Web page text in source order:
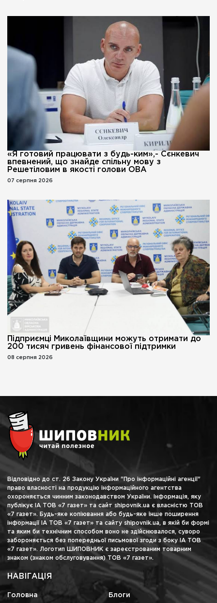
«Я готовий працювати з будь-ким»,- Сєнкевич
впевнений, що знайде спільну мову з
Решетіловим в якості голови ОВА
07 серпня 2026
Підприємці Миколаївщини можуть отримати до
200 тисяч гривень фінансової підтримки
08 серпня 2026
Відповідно до ст. 26 Закону України "Про інформаційні агенції"
право власності на продукцію інформаційного агентства
охороняється чинним законодавством України. Інформація, яку
публікує ІА ТОВ «7 газет» та сайт shipovnik.ua є власністю ТОВ
«7 газет». Будь-яке копіювання або будь-яке інше поширення
інформації ІА ТОВ «7 газет» та сайту shipovnik.ua, в якій би формі
та яким би технічним способом воно не здійснювалося, суворо
забороняється без попередньої письмової згоди з боку ІА ТОВ
«7 газет». Логотип ШИПОВНИК є зареєстрованим товарним
знаком (знаком обслуговування) ТОВ «7 газет».
НАВІГАЦІЯ
Головна Блоги